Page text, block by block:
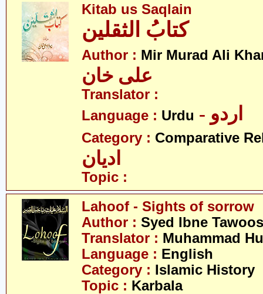
Kitab us Saqlain
کتابُ الثقلین
Author : Mir Murad Ali
علی خان
Translator :
Language : Urdu - اردو
Category : Comparative
ادیان
Topic :
Lahoof - Sights of sorrow
Author : Syed Ibne Tawoos
Translator : Muhammad
Language : English
Category : Islamic History
Topic : Karbala